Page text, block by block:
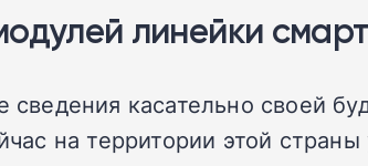
линейки
касательно своей
на территории этой